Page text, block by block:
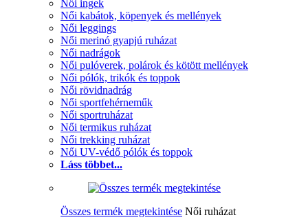
Női ingek
Női kabátok, köpenyek és mellények
Női leggings
Női merinó gyapjú ruházat
Női nadrágok
Női pulóverek, polárok és kötött mellények
Női pólók, trikók és toppok
Női rövidnadrág
Női sportfehérneműk
Női sportruházat
Női termikus ruházat
Női trekking ruházat
Női UV-védő pólók és toppok
Láss többet...
Összes termék megtekintése Női ruházat